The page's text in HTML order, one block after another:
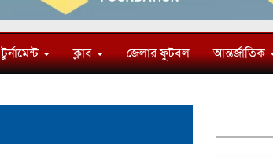
টুর্নামেন্ট ক্লাব জেলার ফুটবল আন্তর্জাতিক